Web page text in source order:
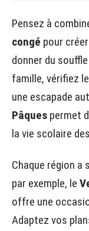
Pensez à
congé pour
donner du
famille, vérifiez
une escapade
Pâques permet
la vie scolaire
Chaque région a
par exemple, le
offre une
Adaptez vos